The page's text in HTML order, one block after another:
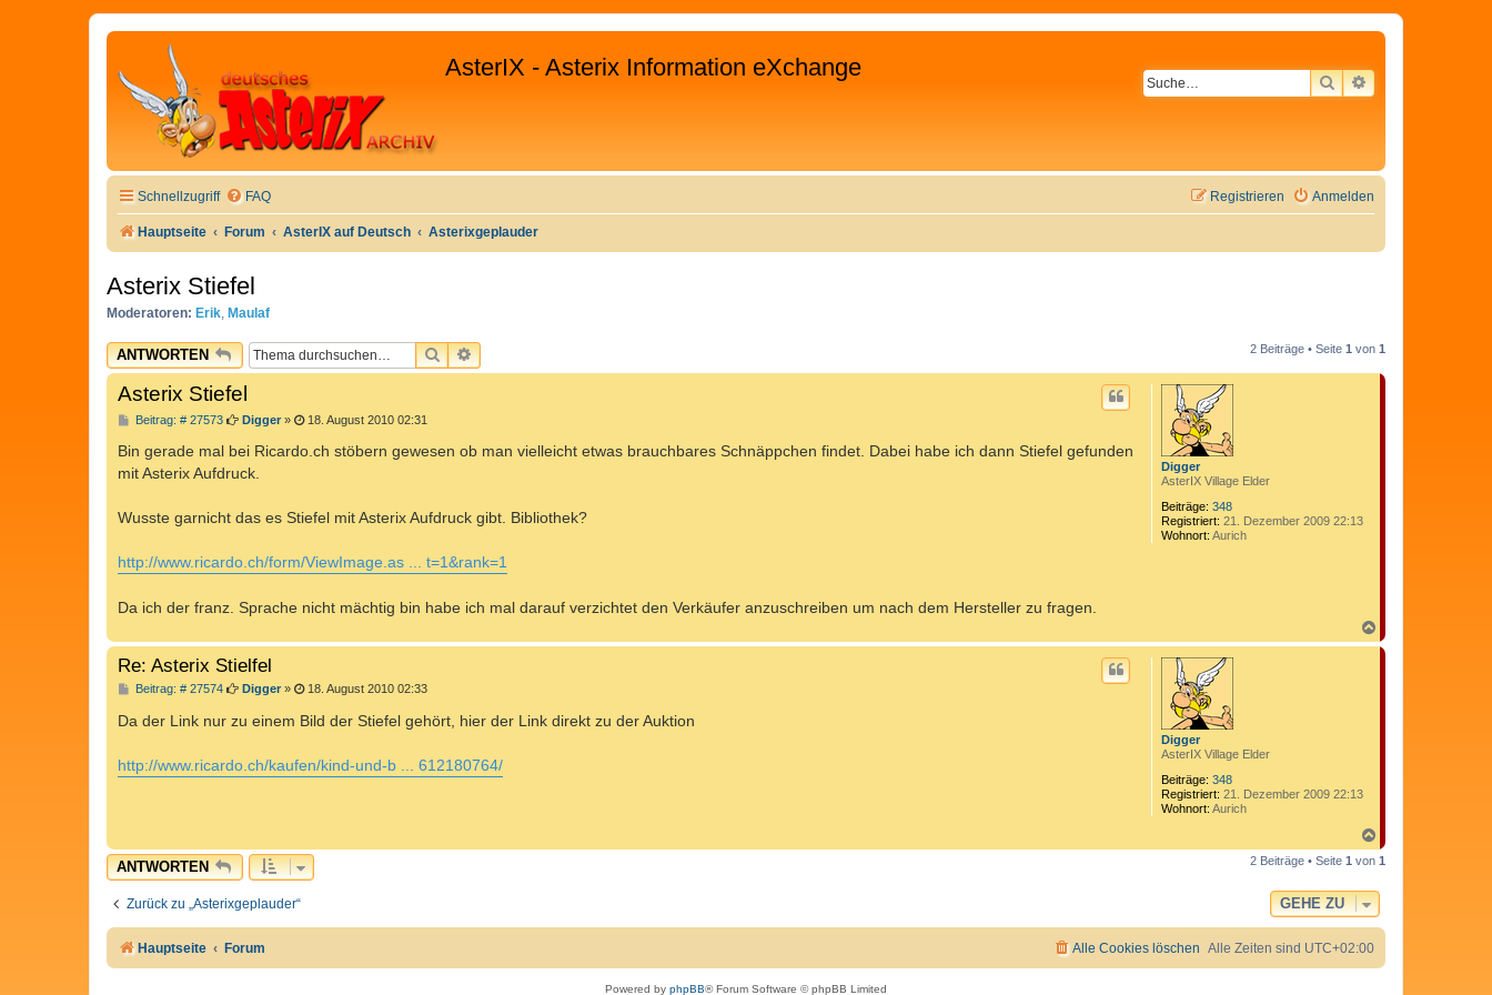
AsterIX - Asterix Information eXchange
SUCHEERWEITERTE
Schnellzugriff FAQ Anmelden
Registrieren
Hauptseite Forum AsterIX auf Deutsch Asterixgeplauder
Asterix Stiefel
Moderatoren: Erik, Maulaf
ANTWORTEN SUCHEERWEITERTE SUCHE 2 Beiträge • Seite 1 von 1
Digger
AsterIX Village Elder
Beiträge: 348
Registriert: 21. Dezember 2009 22:13
Wohnort: Aurich
Asterix Stiefel
Beitrag: # 27573B
i
r
Digger» 18. August 2010 02:31
Bin gerade mal bei Ricardo.ch stöbern gewesen ob man vielleicht etwas brauchbares Schnäppchen findet. Dabei habe ich dann Stiefel gefunden
mit Asterix Aufdruck.
Wusste garnicht das es Stiefel mit Asterix Aufdruck gibt. Bibliothek?
http://www.ricardo.ch/form/ViewImage.as ... t=1&rank=1
Da ich der franz. Sprache nicht mächtig bin habe ich mal darauf verzichtet den Verkäufer anzuschreiben um nach dem Hersteller zu fragen.
a
c
Digger
AsterIX Village Elder
Beiträge: 348
Registriert: 21. Dezember 2009 22:13
Wohnort: Aurich
Re: Asterix Stielfel
Beitrag: # 27574B
i
g
Digger» 18. August 2010 02:33
Da der Link nur zu einem Bild der Stiefel gehört, hier der Link direkt zu der Auktion
http://www.ricardo.ch/kaufen/kind-und-b ... 612180764/
a
c
o
b
e
ANTWORTEN 2 Beiträge • Seite 1 von 1
Zurück zu „Asterixgeplauder“ GEHE ZU
Hauptseite Forum Alle Zeiten sind UTC+02:00
Alle Cookies löschen
Powered by phpBB® Forum Software © phpBB Limited